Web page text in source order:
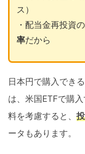
ス）
・配当金再投資
率だから
日本円で購入でき
は、米国ETFで購
料を考慮すると、
ータもあります。